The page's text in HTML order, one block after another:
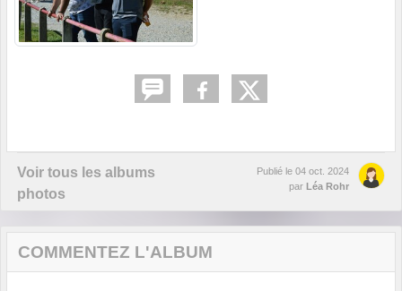
Voir tous les albums
photos
Publié le 04 oct. 2024
par
Léa Rohr
COMMENTEZ L'ALBUM